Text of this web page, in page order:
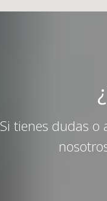
Si tienes dudas o